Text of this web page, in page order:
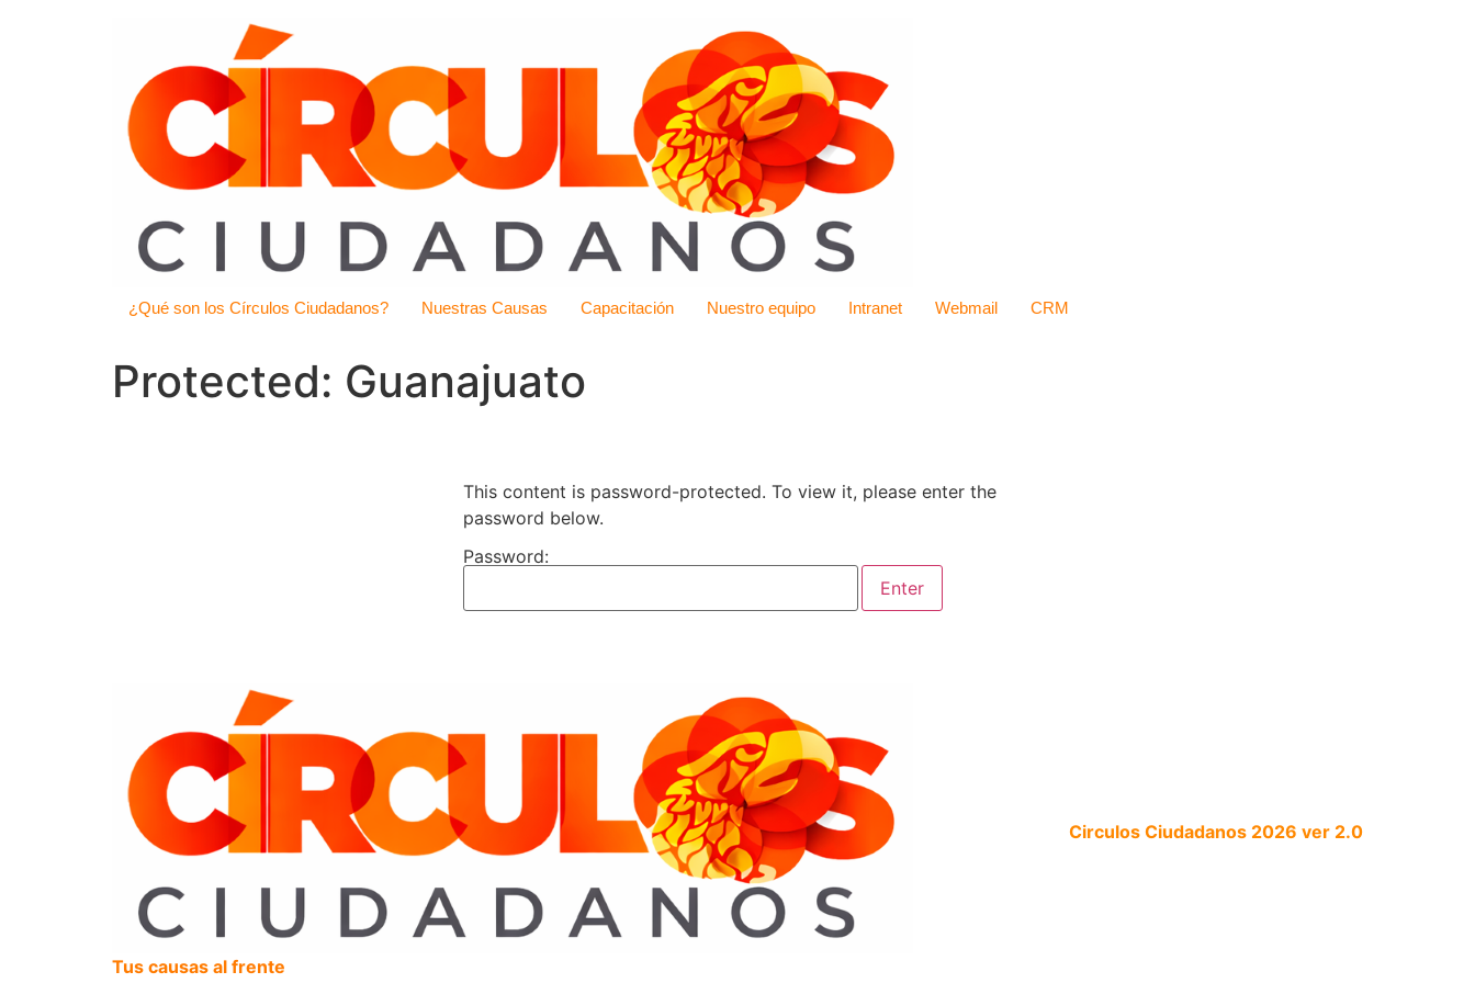
¿Qué son los Círculos Ciudadanos? Nuestras Causas Capacitación Nuestro equipo Intranet Webmail CRM
Protected: Guanajuato
This content is password-protected. To view it, please enter the
password below.
Password:
Tus causas al frente
Circulos Ciudadanos 2026 ver 2.0